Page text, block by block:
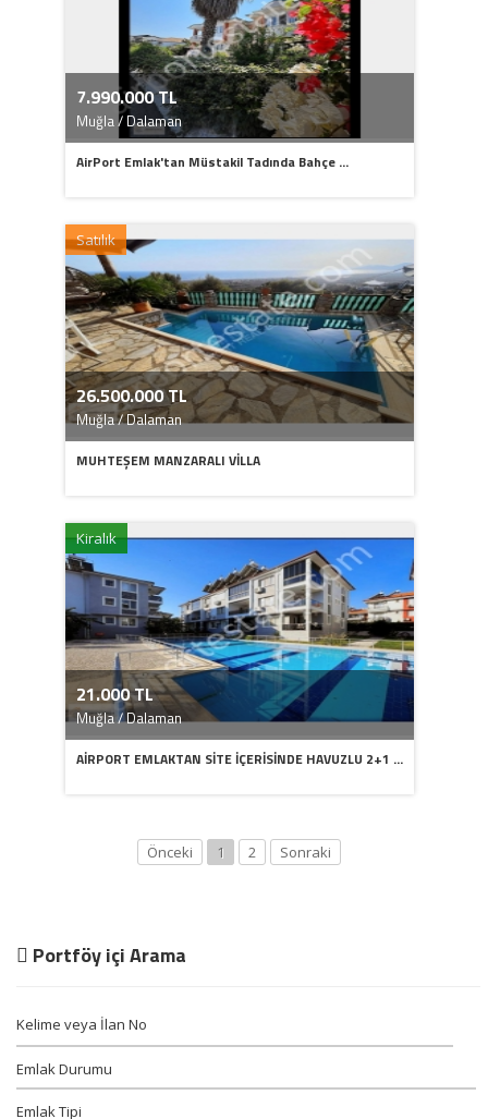
7.990.000 TL
Muğla / Dalaman
AirPort Emlak'tan Müstakil Tadında Bahçe ...
Satılık
26.500.000 TL
Muğla / Dalaman
MUHTEŞEM MANZARALI VİLLA
Kiralık
21.000 TL
Muğla / Dalaman
AİRPORT EMLAKTAN SİTE İÇERİSİNDE HAVUZLU 2+1 ...
Önceki 1 2 Sonraki
Portföy içi Arama